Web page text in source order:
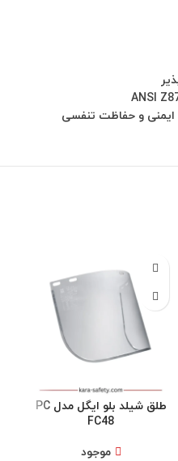
ایمنی و حفاظت تنفسی
طلق شیلد بلو ایگل مدل PC
FC48
موجود